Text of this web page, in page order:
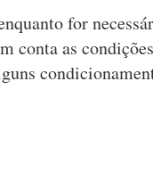
for
conta as